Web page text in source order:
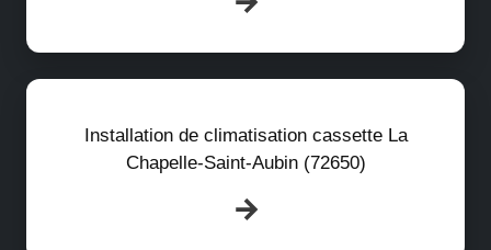
Installation de climatisation cassette La
Chapelle-Saint-Aubin (72650)